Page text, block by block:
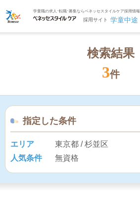
学童職の求人･転職･募集ならベネッセスタイルケア採用情報
採用サイト 学童中途
検索結果
3件
指定した条件
エリア
東京都 / 杉並区
人気条件
無資格